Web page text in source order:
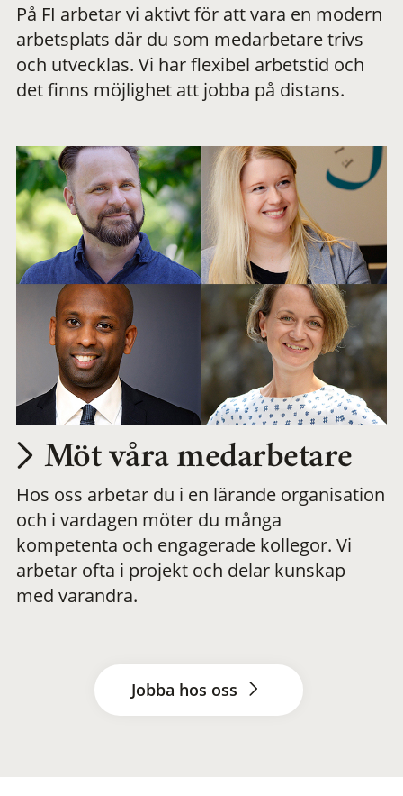
meningsfull och
flexibel
På FI arbetar vi aktivt för att vara en modern
arbetsplats där du som medarbetare trivs
och utvecklas. Vi har flexibel arbetstid och
det finns möjlighet att jobba på distans.
Möt våra medarbetare
Hos oss arbetar du i en lärande organisation
och i vardagen möter du många
kompetenta och engagerade kollegor. Vi
arbetar ofta i projekt och delar kunskap
med varandra.
Jobba hos oss